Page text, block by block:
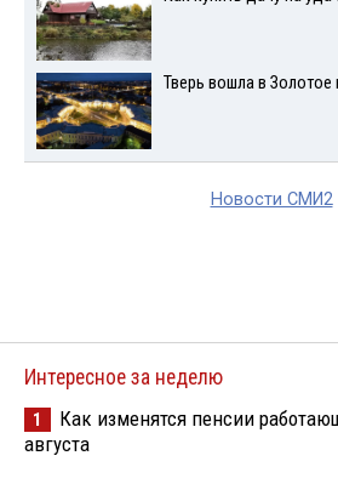
Тверь вошла в
Новости СМИ2
Интересное за неделю
1
Как изменятся пенсии
августа